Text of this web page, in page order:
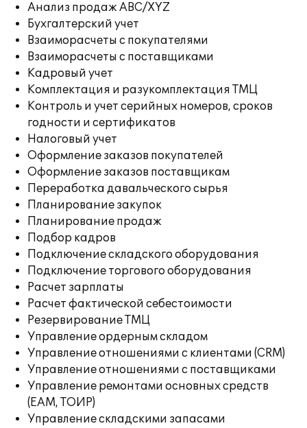
Анализ продаж ABC/XYZ
Бухгалтерский учет
Взаиморасчеты с покупателями
Взаиморасчеты с поставщиками
Кадровый учет
Комплектация и разукомплектация ТМЦ
Контроль и учет серийных номеров, сроков
годности и сертификатов
Налоговый учет
Оформление заказов покупателей
Оформление заказов поставщикам
Переработка давальческого сырья
Планирование закупок
Планирование продаж
Подбор кадров
Подключение складского оборудования
Подключение торгового оборудования
Расчет зарплаты
Расчет фактической себестоимости
Резервирование ТМЦ
Управление ордерным складом
Управление отношениями с клиентами (CRM)
Управление отношениями с поставщиками
Управление ремонтами основных средств
(EAM, ТОИР)
Управление складскими запасами